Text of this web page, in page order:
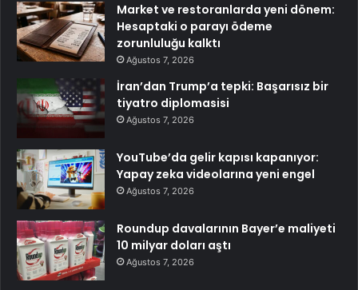
Market ve restoranlarda yeni dönem:
Hesaptaki o parayı ödeme
zorunluluğu kalktı
Ağustos 7, 2026
İran’dan Trump’a tepki: Başarısız bir
tiyatro diplomasisi
Ağustos 7, 2026
YouTube’da gelir kapısı kapanıyor:
Yapay zeka videolarına yeni engel
Ağustos 7, 2026
Roundup davalarının Bayer’e maliyeti
10 milyar doları aştı
Ağustos 7, 2026